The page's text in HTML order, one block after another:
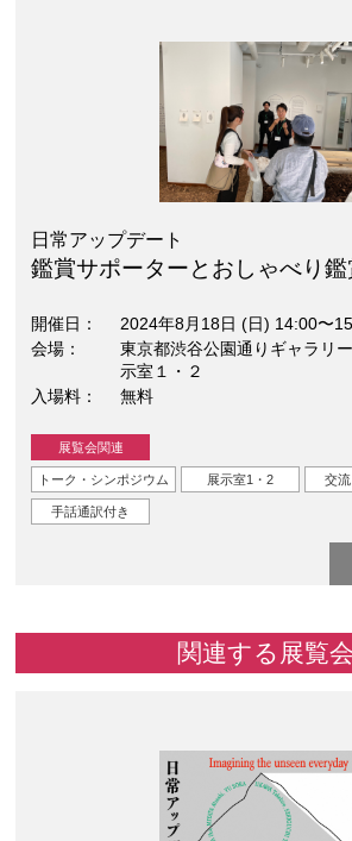
日常アップデート
鑑賞サポーターとおしゃべり
開催日
2024年8月18日 (日) 14:00〜
会場
東京都渋谷公園通りギャラリ
示室１・２
入場料
無料
展覧会関連
トーク・シンポジウム 展示室1・2 交
手話通訳付き
関連する展覧会